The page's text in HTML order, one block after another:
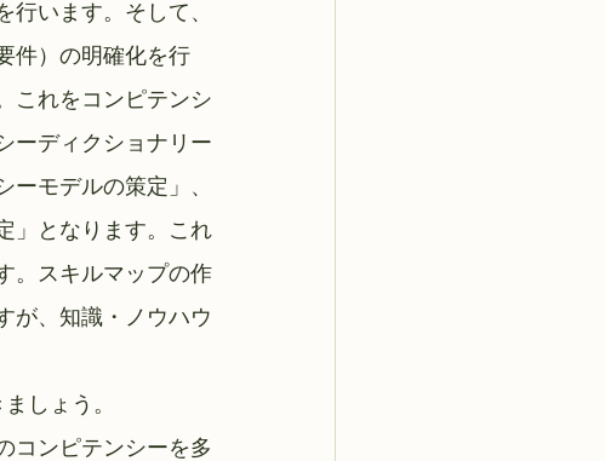
います。そして、
件）の明確化を行
これをコンピテンシ
ーディクショナリー
モデルの策定」、
」となります。これ
。スキルマップの作
が、知識・ノウハウ
しょう。
コンピテンシーを多